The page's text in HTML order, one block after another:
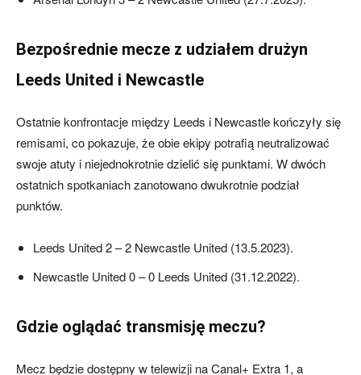
Bezpośrednie mecze z udziałem drużyn
Leeds United i Newcastle
Ostatnie konfrontacje między Leeds i Newcastle kończyły się
remisami, co pokazuje, że obie ekipy potrafią neutralizować
swoje atuty i niejednokrotnie dzielić się punktami. W dwóch
ostatnich spotkaniach zanotowano dwukrotnie podział
punktów.
Leeds United 2 – 2 Newcastle United (13.5.2023).
Newcastle United 0 – 0 Leeds United (31.12.2022).
Gdzie oglądać transmisję meczu?
Mecz będzie dostępny w telewizji na Canal+ Extra 1, a